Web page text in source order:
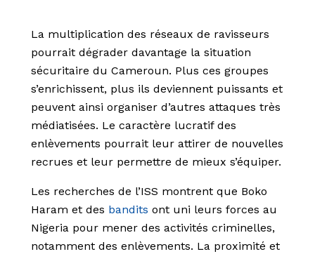
La multiplication des réseaux de ravisseurs
pourrait dégrader davantage la situation
sécuritaire du Cameroun. Plus ces groupes
s’enrichissent, plus ils deviennent puissants et
peuvent ainsi organiser d’autres attaques très
médiatisées. Le caractère lucratif des
enlèvements pourrait leur attirer de nouvelles
recrues et leur permettre de mieux s’équiper.
Les recherches de l’ISS montrent que Boko
Haram et des bandits ont uni leurs forces au
Nigeria pour mener des activités criminelles,
notamment des enlèvements. La proximité et